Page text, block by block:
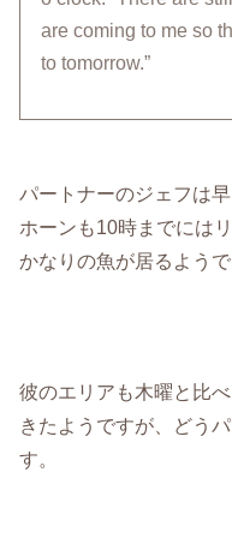
are coming to me so
to tomorrow.”
パートナーのジェフは
ホーンも10時までには
かなりの魚が居るよう
彼のエリアも木曜と比
きたようですが、どう
す。